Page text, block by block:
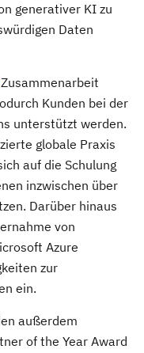
generativer KI zu
Daten
Zusammenarbeit
Kunden bei der
unterstützt werden.
globale Praxis
auf die Schulung
inzwischen über
Darüber hinaus
von
Azure
zur
ein.
außerdem
of the Year Award